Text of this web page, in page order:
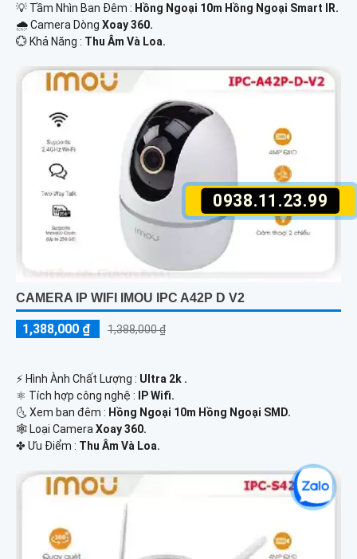
0938.11.23.99
💡 Tầm Nhìn Ban Đêm : Hồng Ngoại 10m Hồng Ngoại Smart IR.
🌧️ Camera Dòng Xoay 360.
️💮 Khả Năng : Thu Âm Và Loa.
CAMERA IP WIFI IMOU IPC A42P D V2
1,388,000 ₫ 1,388,000 ₫
️⚡ Hình Ành Chất Lượng : Ultra 2k .
⚛️ Tích hợp công nghệ :
IP Wifi.
🌜 Xem ban đêm : Hồng Ngoại 10m Hồng Ngoại SMD.
🕸️ Loại Camera Xoay 360.
️✤ Ưu Điểm : Thu Âm Và Loa.